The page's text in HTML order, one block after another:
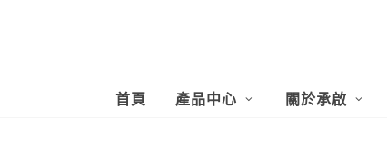
首頁 產品中心 關於承啟